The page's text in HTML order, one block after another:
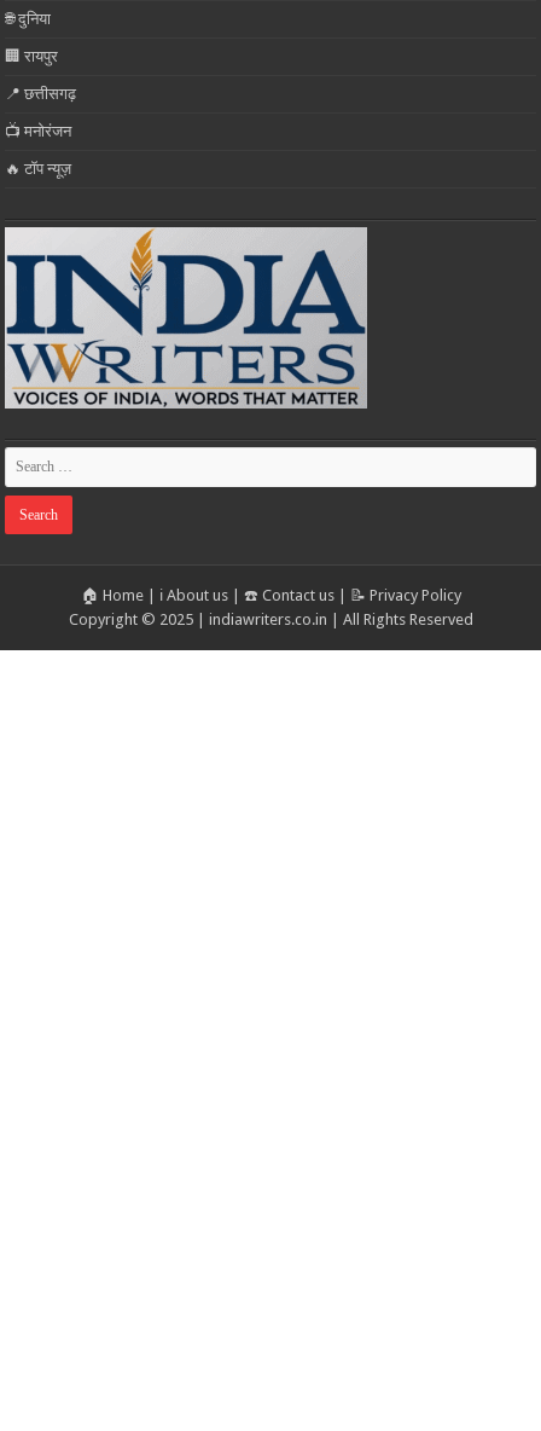
🌐 दुनिया
🏢 रायपुर
📍 छत्तीसगढ़
📺 मनोरंजन
🔥 टॉप न्यूज़
🏠 Home| ℹ️ About us| ☎️ Contact us|
📝 Privacy Policy
Copyright © 2025 | indiawriters.co.in | All Rights Reserved